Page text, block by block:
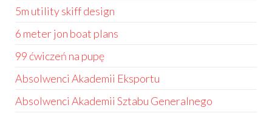
5m utility skiff design
6 meter jon boat plans
99 ćwiczeń na pupę
Absolwenci Akademii Eksportu
Absolwenci Akademii Sztabu Generalnego